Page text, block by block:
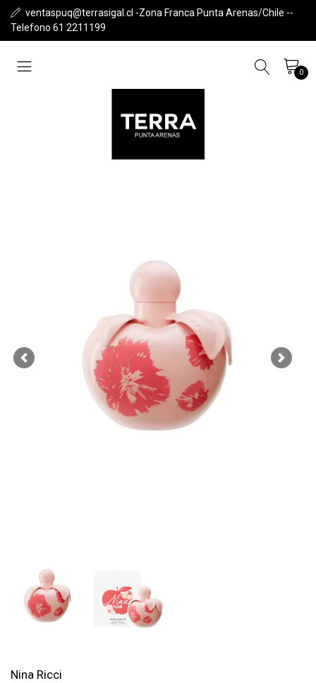
ventaspuq@terrasigal.cl -Zona Franca Punta Arenas/Chile --
Telefono 61 2211199
0
Previous Next
Nina Ricci